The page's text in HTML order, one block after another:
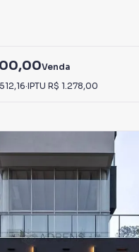
Venda
·IPTU R$ 1.278,00